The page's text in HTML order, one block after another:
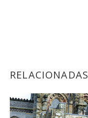
RELACIONADAS